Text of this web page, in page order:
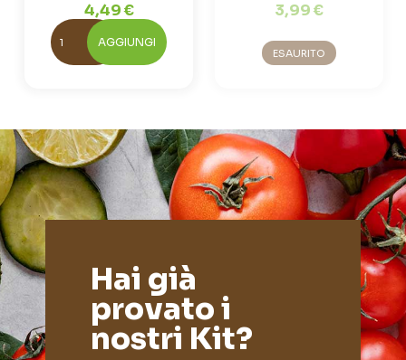
4,49 €
AGGIUNGI
3,99 €
ESAURITO
Hai già
provato i
nostri Kit?